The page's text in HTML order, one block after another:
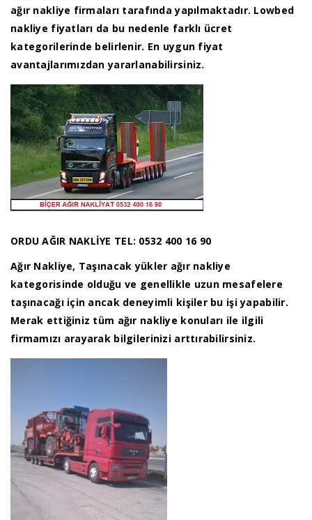
ağır nakliye firmaları tarafında yapılmaktadır. Lowbed
nakliye fiyatları da bu nedenle farklı ücret
kategorilerinde belirlenir. En uygun fiyat
avantajlarımızdan yararlanabilirsiniz.
ORDU AĞIR NAKLİYE TEL: 0532 400 16 90
Ağır Nakliye, Taşınacak yükler ağır nakliye
kategorisinde olduğu ve genellikle uzun mesafelere
taşınacağı için ancak deneyimli kişiler bu işi yapabilir.
Merak ettiğiniz tüm ağır nakliye konuları ile ilgili
firmamızı arayarak bilgilerinizi arttırabilirsiniz.